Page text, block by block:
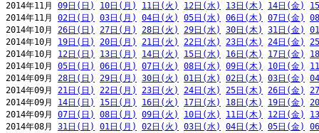
2014年11月 09日(日) 10日(月) 11日(火) 12日(水) 13日(木) 14日(金)
2014年11月 02日(日) 03日(月) 04日(火) 05日(水) 06日(木) 07日(金)
2014年10月 26日(日) 27日(月) 28日(火) 29日(水) 30日(木) 31日(金)
2014年10月 19日(日) 20日(月) 21日(火) 22日(水) 23日(木) 24日(金)
2014年10月 12日(日) 13日(月) 14日(火) 15日(水) 16日(木) 17日(金)
2014年10月 05日(日) 06日(月) 07日(火) 08日(水) 09日(木) 10日(金)
2014年09月 28日(日) 29日(月) 30日(火) 01日(水) 02日(木) 03日(金)
2014年09月 21日(日) 22日(月) 23日(火) 24日(水) 25日(木) 26日(金)
2014年09月 14日(日) 15日(月) 16日(火) 17日(水) 18日(木) 19日(金)
2014年09月 07日(日) 08日(月) 09日(火) 10日(水) 11日(木) 12日(金)
2014年08月 31日(日) 01日(月) 02日(火) 03日(水) 04日(木) 05日(金)